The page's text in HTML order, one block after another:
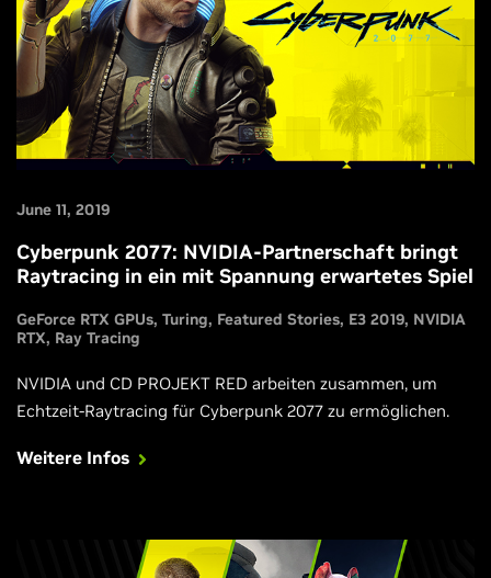
June 11, 2019
Cyberpunk 2077: NVIDIA-Partnerschaft bringt
Raytracing in ein mit Spannung erwartetes Spiel
GeForce RTX GPUs Turing Featured Stories E3 2019 NVIDIA
RTX Ray Tracing
NVIDIA und CD PROJEKT RED arbeiten zusammen, um
Echtzeit-Raytracing für Cyberpunk 2077 zu ermöglichen.
Weitere Infos